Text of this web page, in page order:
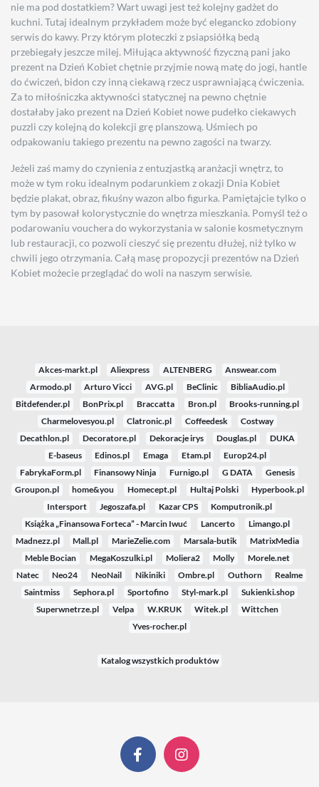
nie ma pod dostatkiem? Wart uwagi jest też kolejny gadżet do
kuchni. Tutaj idealnym przykładem może być elegancko zdobiony
serwis do kawy. Przy którym ploteczki z psiapsiółką bedą
przebiegały jeszcze milej. Miłująca aktywność fizyczną pani jako
prezent na Dzień Kobiet chętnie przyjmie nową matę do jogi, hantle
do ćwiczeń, bidon czy inną ciekawą rzecz usprawniającą ćwiczenia.
Za to miłośniczka aktywności statycznej na pewno chętnie
dostałaby jako prezent na Dzień Kobiet nowe pudełko ciekawych
puzzli czy kolejną do kolekcji grę planszową. Uśmiech po
odpakowaniu takiego prezentu na pewno zagości na twarzy.
Jeżeli zaś mamy do czynienia z entuzjastką aranżacji wnętrz, to
może w tym roku idealnym podarunkiem z okazji Dnia Kobiet
będzie plakat, obraz, fikuśny wazon albo figurka. Pamiętajcie tylko o
tym by pasował kolorystycznie do wnętrza mieszkania. Pomyśl też o
podarowaniu vouchera do wykorzystania w salonie kosmetycznym
lub restauracji, co pozwoli cieszyć się prezentu dłużej, niż tylko w
chwili jego otrzymania. Całą masę propozycji prezentów na Dzień
Kobiet możecie przeglądać do woli na naszym serwisie.
Akces-markt.pl Aliexpress ALTENBERG
Answear.com
Armodo.pl
Arturo Vicci AVG.pl BeClinic
BibliaAudio.pl
Bitdefender.pl
BonPrix.pl Braccatta Bron.pl
Brooks-running.pl
Charmelovesyou.pl
Clatronic.pl Coffeedesk
Costway
Decathlon.pl
Decoratore.pl Dekoracje irys Douglas.pl
DUKA
E-baseus
Edinos.pl Emaga Etam.pl
Europ24.pl
FabrykaForm.pl
Finansowy Ninja Furnigo.pl G DATA
Genesis
Groupon.pl
home&you Homecept.pl Hultaj Polski
Hyperbook.pl
Intersport
Jegoszafa.pl Kazar CPS
Komputronik.pl
Książka „Finansowa Forteca” - Marcin Iwuć
Lancerto
Limango.pl
Madnezz.pl
Mall.pl MarieZelie.com Marsala-butik
MatrixMedia
Meble Bocian
MegaKoszulki.pl Moliera2 Molly
Morele.net
Natec
Neo24 NeoNail Nikiniki Ombre.pl Outhorn
Realme
Saintmiss
Sephora.pl Sportofino Styl-mark.pl
Sukienki.shop
Superwnetrze.pl
Velpa W.KRUK Witek.pl
Wittchen
Yves-rocher.pl
Katalog wszystkich produktów